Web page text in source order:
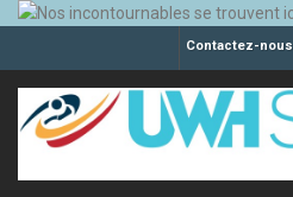
Contactez-nous